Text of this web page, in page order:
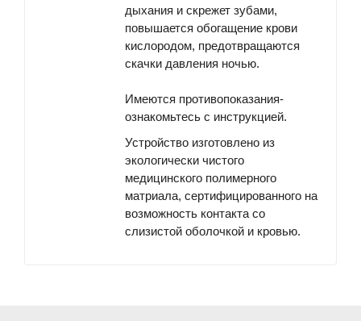
дыхания и скрежет зубами,
повышается обогащение крови
кислородом, предотвращаются
скачки давления ночью.
Имеются противопоказания-
ознакомьтесь с инструкцией.
Устройство изготовлено из
экологически чистого
медицинского полимерного
матриала, сертифицированного на
возможность контакта со
слизистой оболочкой и кровью.